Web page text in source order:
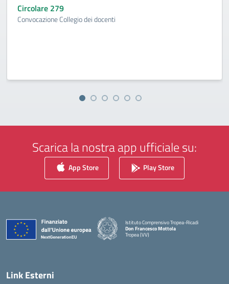
Circolare 279
Convocazione Collegio dei docenti
Scarica la nostra app ufficiale su:
App Store Play Store
Istituto Comprensivo Tropea-Ricadi
Don Francesco Mottola
Tropea (VV)
— Visita la pagina iniziale della scuola
Link Esterni